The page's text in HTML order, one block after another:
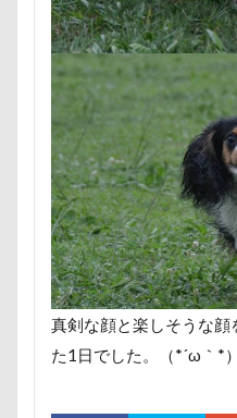
真剣な顔と楽しそうな顔
た1日でした。（*´ω｀*）
ロープ
ローズガー
ロンくん
ロッテち
ロッヂ花月園
ロッ
ロゴ
ロウバイ園
レヴォーグ
レディ
リッチェル
リクく
ムムちゃん
モコち
モカちゃん
モカく
メレンゲの気持ち
メリーゴーラウンド
ムサシくん
モナちゃ